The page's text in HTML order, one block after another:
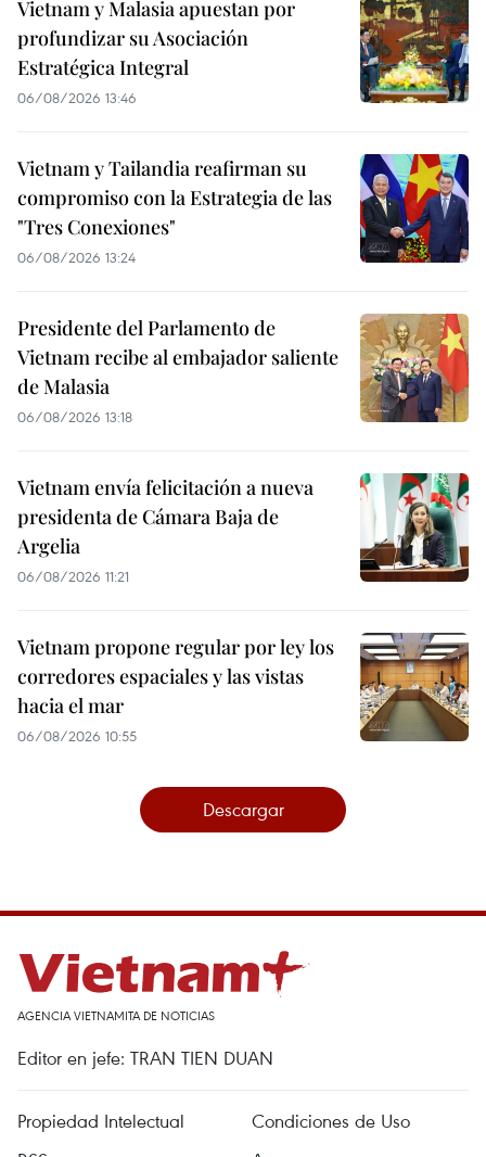
Vietnam y Malasia apuestan por
profundizar su Asociación
Estratégica Integral
06/08/2026 13:46
Vietnam y Tailandia reafirman su
compromiso con la Estrategia de las
"Tres Conexiones"
06/08/2026 13:24
Presidente del Parlamento de
Vietnam recibe al embajador saliente
de Malasia
06/08/2026 13:18
Vietnam envía felicitación a nueva
presidenta de Cámara Baja de
Argelia
06/08/2026 11:21
Vietnam propone regular por ley los
corredores espaciales y las vistas
hacia el mar
06/08/2026 10:55
Descargar
AGENCIA VIETNAMITA DE NOTICIAS
Editor en jefe: TRAN TIEN DUAN
Propiedad Intelectual
Condiciones de Uso